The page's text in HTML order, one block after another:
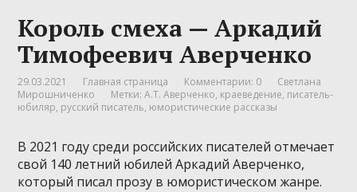
Король смеха — Аркадий
Тимофеевич Аверченко
29.03.2021 Главная страница Комментарии: 0
Светлана
Мирошниченко
Метки:А.Т. Аверченко, краеведение, писатель-
юбиляр, русский писатель, юмористические рассказы
В 2021 году среди российских писателей отмечает
свой 140 летний юбилей Аркадий Аверченко,
который писал прозу в юмористическом жанре.